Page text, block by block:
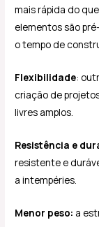
mais rápida do
elementos são
o tempo de
Flexibilidade:
criação de
livres amplos.
Resistência e
resistente e
a intempéries.
Menor peso: a